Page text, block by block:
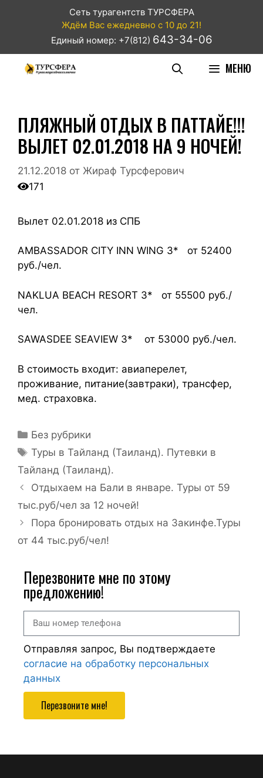
Сеть турагентств ТУРСФЕРА
Ждём Вас ежедневно с 10 до 21!
Единый номер: +7(812) 643-34-06
МЕНЮ
ПЛЯЖНЫЙ ОТДЫХ В ПАТТАЙЕ!!!
ВЫЛЕТ 02.01.2018 НА 9 НОЧЕЙ!
21.12.2018 от Жираф Турсферович
171
Вылет 02.01.2018 из СПБ
AMBASSADOR CITY INN WING 3* от 52400
руб./чел.
NAKLUA BEACH RESORT 3* от 55500 руб./
чел.
SAWASDEE SEAVIEW 3* от 53000 руб./чел.
В стоимость входит: авиаперелет,
проживание, питание(завтраки), трансфер,
мед. страховка.
Без рубрики
Туры в Тайланд (Таиланд). Путевки в
Тайланд (Таиланд).
Отдыхаем на Бали в январе. Туры от 59
тыс.руб/чел за 12 ночей!
Пора бронировать отдых на Закинфе.Туры
от 44 тыс.руб/чел!
Перезвоните мне по этому
предложению!
Отправляя запрос, Вы подтверждаете
согласие на обработку персональных
данных
Перезвоните мне!